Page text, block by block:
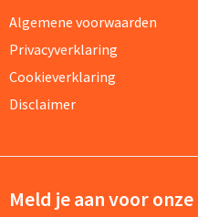
Algemene voorwaarden
Privacyverklaring
Cookieverklaring
Disclaimer
Meld je aan voor